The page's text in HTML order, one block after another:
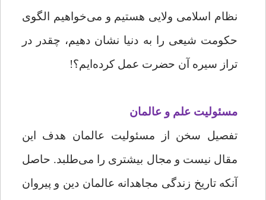
نظام اسلامی ولایی هستیم و می‌خواهیم الگوی
حکومت شیعی را به دنیا نشان دهیم، چقدر در
تراز سیره آن حضرت عمل کرده‌ایم؟!
مسئولیت علم و عالمان
تفصیل سخن از مسئولیت عالمان هدف این
مقال نیست و مجال بیشتری را می‌طلبد. حاصل
آنکه تاریخ زندگی مجاهدانه عالمان دین و پیروان